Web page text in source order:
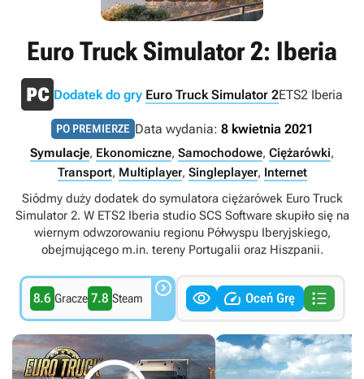
Euro Truck Simulator 2: Iberia
Dodatek do gry Euro Truck Simulator 2ETS2 Iberia
PO PREMIERZE Data wydania: 8 kwietnia 2021
Symulacje, Ekonomiczne, Samochodowe, Ciężarówki,
Transport, Multiplayer, Singleplayer, Internet
Siódmy duży dodatek do symulatora ciężarówek Euro Truck
Simulator 2. W ETS2 Iberia studio SCS Software skupiło się na
wiernym odwzorowaniu regionu Półwyspu Iberyjskiego,
obejmującego m.in. tereny Portugalii oraz Hiszpanii.
8.6 Gracze 7.8 Steam    Oceń Grę 